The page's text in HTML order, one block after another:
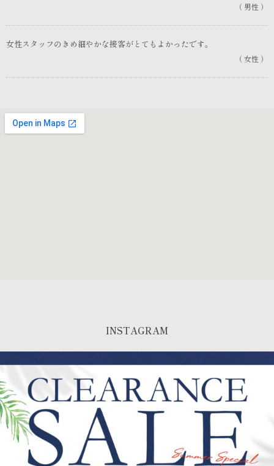
男性
女性スタッフのきめ細やかな接客がとてもよかったです。
女性
INSTAGRAM